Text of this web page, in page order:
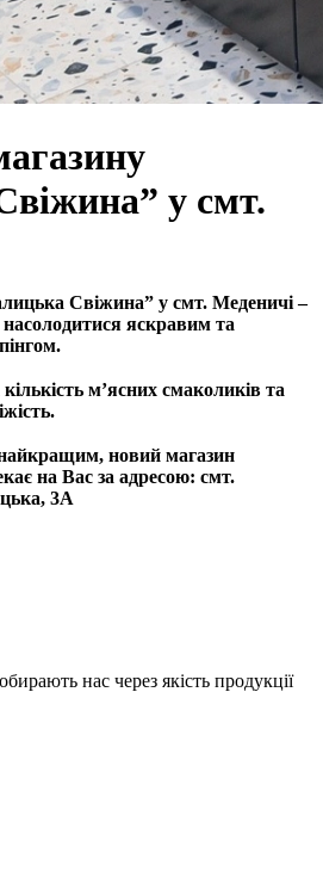
у смт.
Свіжина” у смт. Меденичі –
яскравим та
м’ясних смаколиків та
новий магазин
на Вас за адресою: смт.
3А
нас через якість продукції